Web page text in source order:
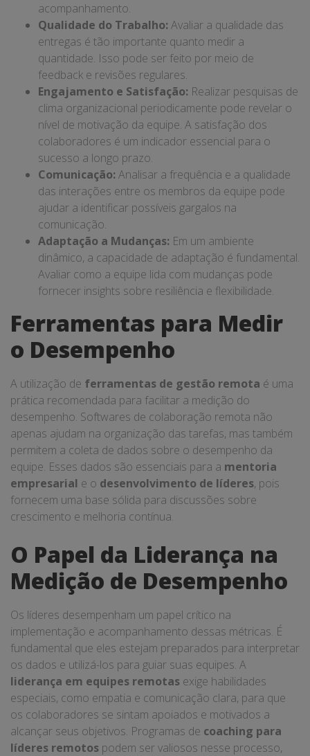
acompanhamento.
Qualidade do Trabalho: Avaliar a qualidade das
entregas é tão importante quanto medir a
quantidade. Isso pode ser feito por meio de
feedback e revisões regulares.
Engajamento e Satisfação: Realizar pesquisas de
clima organizacional periodicamente pode revelar o
nível de motivação da equipe. A satisfação dos
colaboradores é um indicador essencial para o
sucesso a longo prazo.
Comunicação: Analisar a frequência e a qualidade
das interações entre os membros da equipe pode
ajudar a identificar possíveis gargalos na
comunicação.
Adaptação a Mudanças: Em um ambiente
dinâmico, a capacidade de adaptação é fundamental.
Avaliar como a equipe lida com mudanças pode
fornecer insights sobre resiliência e flexibilidade.
Ferramentas para Medir
o Desempenho
A utilização de ferramentas de gestão remota é uma
prática recomendada para facilitar a medição do
desempenho. Softwares de colaboração remota não
apenas ajudam na organização das tarefas, mas também
permitem a coleta de dados sobre o desempenho da
equipe. Esses dados são essenciais para a mentoria
empresarial e o desenvolvimento de líderes, pois
fornecem uma base sólida para discussões sobre
crescimento e melhoria contínua.
O Papel da Liderança na
Medição de Desempenho
Os líderes desempenham um papel crítico na
implementação e acompanhamento dessas métricas. É
fundamental que eles estejam preparados para interpretar
os dados e utilizá-los para guiar suas equipes. A
liderança em equipes remotas exige habilidades
especiais, como empatia e comunicação clara, para que
os colaboradores se sintam apoiados e motivados a
alcançar seus objetivos. Programas de coaching para
líderes remotos podem ser valiosos nesse processo,